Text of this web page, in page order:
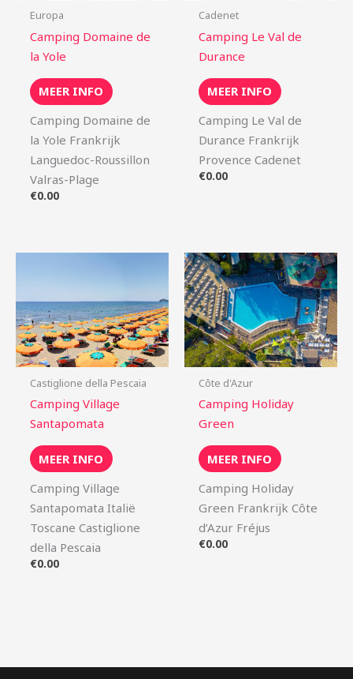
Europa
Camping Domaine de
la Yole
MEER INFO
Camping Domaine de
la Yole Frankrijk
Languedoc-Roussillon
Valras-Plage
€0.00
Cadenet
Camping Le Val de
Durance
MEER INFO
Camping Le Val de
Durance Frankrijk
Provence Cadenet
€0.00
Castiglione della Pescaia
Camping Village
Santapomata
MEER INFO
Camping Village
Santapomata Italië
Toscane Castiglione
della Pescaia
€0.00
Côte d'Azur
Camping Holiday
Green
MEER INFO
Camping Holiday
Green Frankrijk Côte
d’Azur Fréjus
€0.00